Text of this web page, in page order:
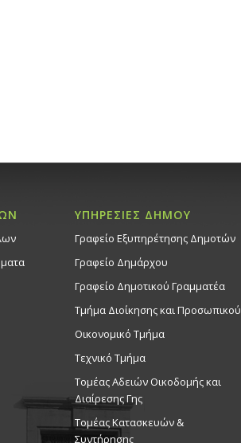
ΥΠΗΡΕΣΙΕΣ ΔΗΜΟΥ
Γραφείο Εξυπηρέτησης Δημοτών
Γραφείο Δημάρχου
Γραφείο Δημοτικού Γραμματέα
Τμήμα Διοίκησης και Προσωπικού
Οικονομικό Τμήμα
Τεχνικό Τμήμα
Τομέας Αδειών Οικοδομής και
Διαίρεσης Γης
Τομέας Κατασκευών &
Συντήρησης